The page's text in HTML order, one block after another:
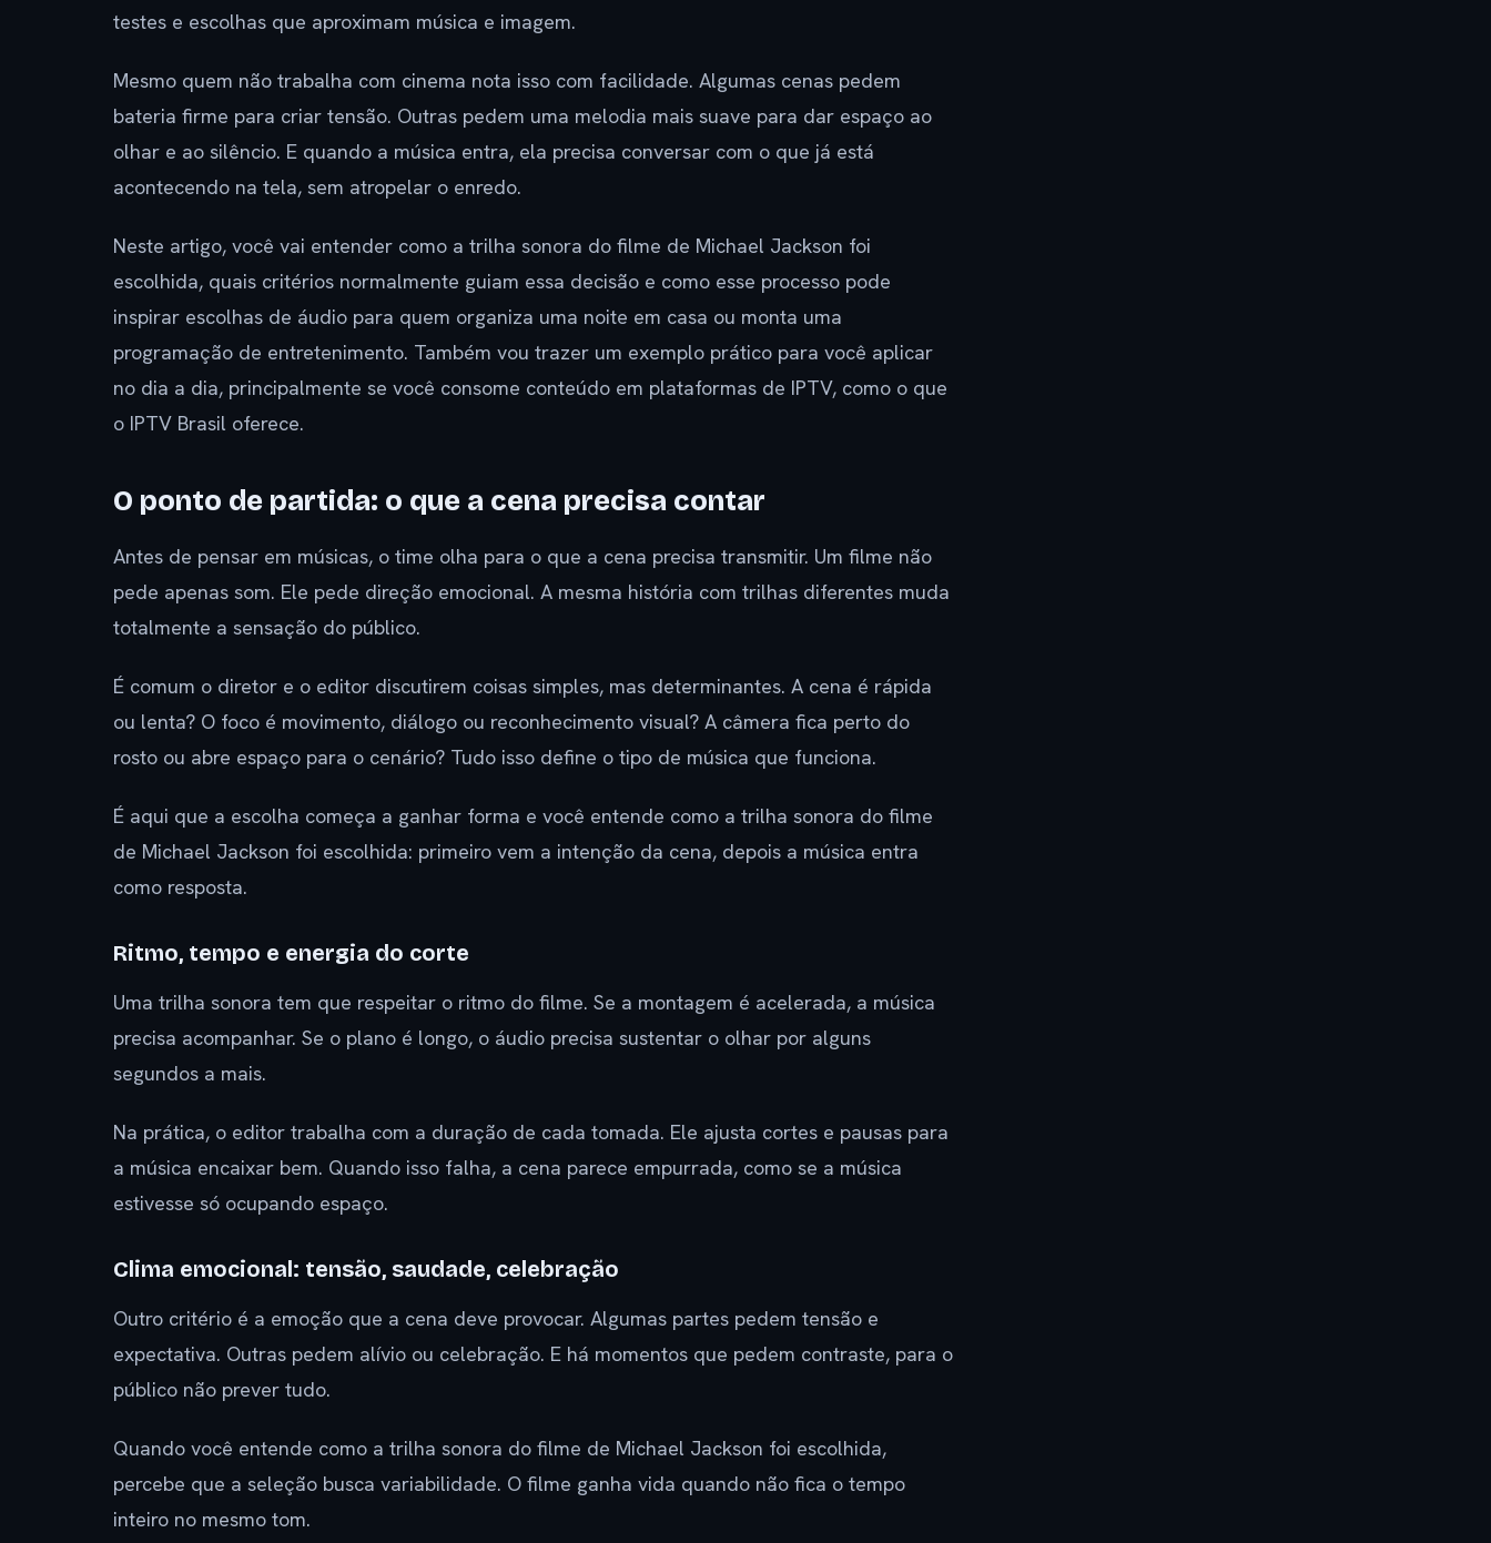
testes e escolhas que aproximam música e imagem.
Mesmo quem não trabalha com cinema nota isso com facilidade. Algumas cenas pedem
bateria firme para criar tensão. Outras pedem uma melodia mais suave para dar espaço ao
olhar e ao silêncio. E quando a música entra, ela precisa conversar com o que já está
acontecendo na tela, sem atropelar o enredo.
Neste artigo, você vai entender como a trilha sonora do filme de Michael Jackson foi
escolhida, quais critérios normalmente guiam essa decisão e como esse processo pode
inspirar escolhas de áudio para quem organiza uma noite em casa ou monta uma
programação de entretenimento. Também vou trazer um exemplo prático para você aplicar
no dia a dia, principalmente se você consome conteúdo em plataformas de IPTV, como o que
o IPTV Brasil oferece.
O ponto de partida: o que a cena precisa contar
Antes de pensar em músicas, o time olha para o que a cena precisa transmitir. Um filme não
pede apenas som. Ele pede direção emocional. A mesma história com trilhas diferentes muda
totalmente a sensação do público.
É comum o diretor e o editor discutirem coisas simples, mas determinantes. A cena é rápida
ou lenta? O foco é movimento, diálogo ou reconhecimento visual? A câmera fica perto do
rosto ou abre espaço para o cenário? Tudo isso define o tipo de música que funciona.
É aqui que a escolha começa a ganhar forma e você entende como a trilha sonora do filme
de Michael Jackson foi escolhida: primeiro vem a intenção da cena, depois a música entra
como resposta.
Ritmo, tempo e energia do corte
Uma trilha sonora tem que respeitar o ritmo do filme. Se a montagem é acelerada, a música
precisa acompanhar. Se o plano é longo, o áudio precisa sustentar o olhar por alguns
segundos a mais.
Na prática, o editor trabalha com a duração de cada tomada. Ele ajusta cortes e pausas para
a música encaixar bem. Quando isso falha, a cena parece empurrada, como se a música
estivesse só ocupando espaço.
Clima emocional: tensão, saudade, celebração
Outro critério é a emoção que a cena deve provocar. Algumas partes pedem tensão e
expectativa. Outras pedem alívio ou celebração. E há momentos que pedem contraste, para o
público não prever tudo.
Quando você entende como a trilha sonora do filme de Michael Jackson foi escolhida,
percebe que a seleção busca variabilidade. O filme ganha vida quando não fica o tempo
inteiro no mesmo tom.